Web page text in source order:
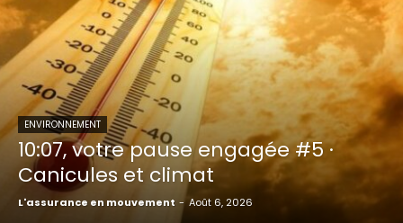
ENVIRONNEMENT
10:07, votre pause engagée #5 ·
Canicules et climat
L'assurance en mouvement - Août 6, 2026